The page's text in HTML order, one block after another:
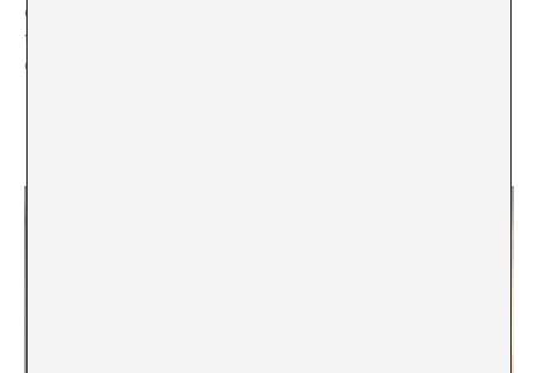
en principio, destinado a crear una construcción
funcional, se convierte en un espacio de reflexión sobre
cómo nos relacionamos con lo que nos rodea.